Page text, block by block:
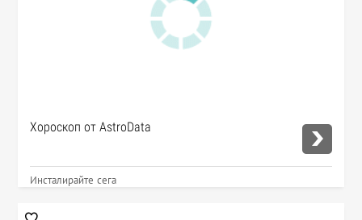
Хороскоп от AstroData
Инсталирайте сега